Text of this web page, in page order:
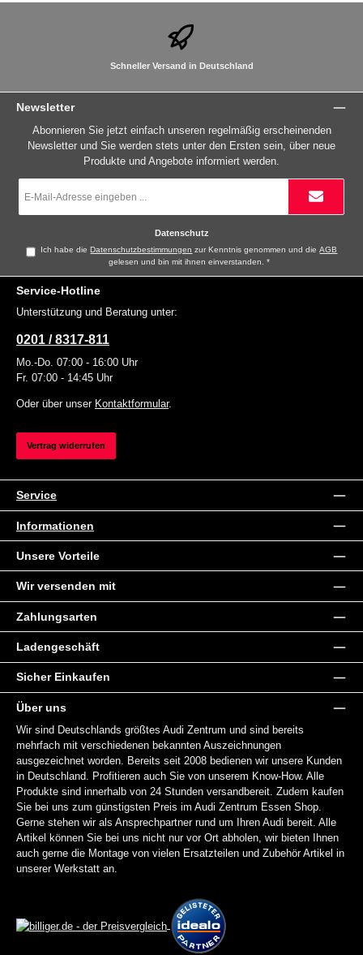
Schneller Versand in Deutschland
Newsletter
Abonnieren Sie jetzt einfach unseren regelmäßig erscheinenden
Newsletter und Sie werden stets unter den Ersten sein, über neue
Produkte und Angebote informiert werden.
Mail-
Datenschutz
Ich habe dieDatenschutzbestimmungen zur Kenntnis genommen und dieAGB
gelesen und bin mit ihnen einverstanden.*
Service-Hotline
Unterstützung und Beratung unter:
0201 / 8317-811
Mo.-Do. 07:00 - 16:00 Uhr
Fr. 07:00 - 14:45 Uhr
Oder über unser Kontaktformular.
Vertrag widerrufen
Service
Informationen
Unsere Vorteile
Wir versenden mit
Zahlungsarten
Ladengeschäft
Sicher Einkaufen
Über uns
Wir sind Deutschlands größtes Audi Zentrum und sind bereits
mehrfach mit verschiedenen bekannten Auszeichnungen
ausgezeichnet worden. Bereits seit 2008 bedienen wir unsere Kunden
in Deutschland. Profitieren auch Sie von unserem Know-How. Alle
Produkte sind innerhalb von 24 Stunden versandbereit. Zudem kaufen
Sie bei uns zum günstigsten Preis im Audi Zentrum Essen Shop.
Gerne stehen wir als Ansprechpartner rund um Ihren Audi bereit. Alle
Artikel können Sie bei uns nicht nur vor Ort abholen, wir bieten Ihnen
auch gerne die Montage von vielen Ersatzteilen und Zubehör Artikel in
unserer Werkstatt an.